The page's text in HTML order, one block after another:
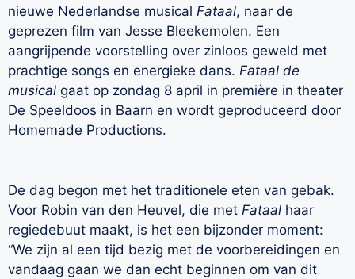
nieuwe Nederlandse musical Fataal, naar de
geprezen film van Jesse Bleekemolen. Een
aangrijpende voorstelling over zinloos geweld met
prachtige songs en energieke dans. Fataal de
musical gaat op zondag 8 april in première in theater
De Speeldoos in Baarn en wordt geproduceerd door
Homemade Productions.
De dag begon met het traditionele eten van gebak.
Voor Robin van den Heuvel, die met Fataal haar
regiedebuut maakt, is het een bijzonder moment:
“We zijn al een tijd bezig met de voorbereidingen en
vandaag gaan we dan echt beginnen om van dit